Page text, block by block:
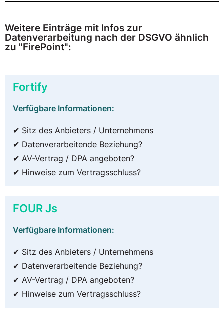
Weitere Einträge mit Infos zur
Datenverarbeitung nach der DSGVO ähnlich
zu "FirePoint":
Fortify
Verfügbare Informationen:
✔ Sitz des Anbieters / Unternehmens
✔ Datenverarbeitende Beziehung?
✔ AV-Vertrag / DPA angeboten?
✔ Hinweise zum Vertragsschluss?
FOUR Js
Verfügbare Informationen:
✔ Sitz des Anbieters / Unternehmens
✔ Datenverarbeitende Beziehung?
✔ AV-Vertrag / DPA angeboten?
✔ Hinweise zum Vertragsschluss?